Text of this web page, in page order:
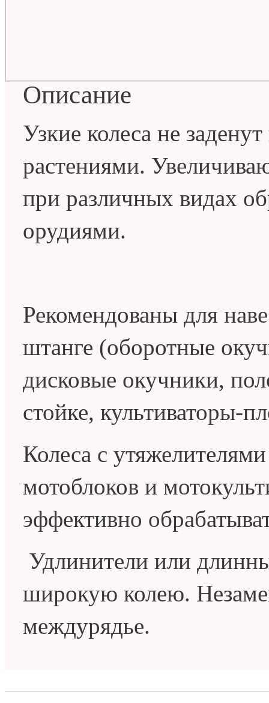
Описание
Узкие колеса не
растениями.
при различных видах
орудиями.
Рекомендованы для
штанге (оборотные
дисковые окучники,
стойке, культиваторы-
Колеса с
мотоблоков и
эффективно
Удлинители или
широкую колею.
междурядье.